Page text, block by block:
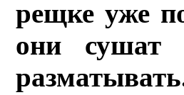
рещке уже
они сушат